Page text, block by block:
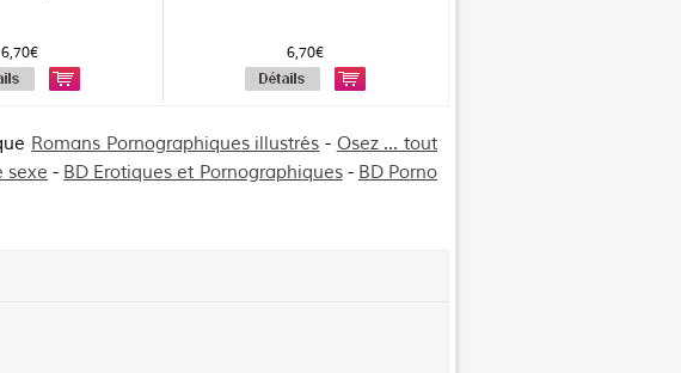
6,70€ 6,70€
Romans Pornographiques illustrés - Osez ... tout
sexe - BD Erotiques et Pornographiques- BD Porno